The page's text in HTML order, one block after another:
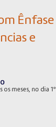
Ênfase
e
os meses, no dia 1º